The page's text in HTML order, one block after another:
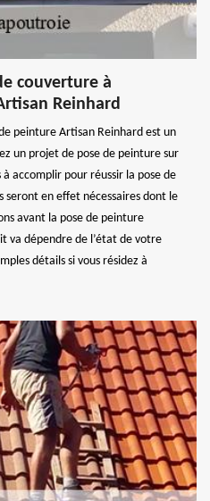
couverture à
Reinhard
peinture Artisan Reinhard est un
un projet de pose de peinture sur
accomplir pour réussir la pose de
en effet nécessaires dont le
avant la pose de peinture
va dépendre de l’état de votre
détails si vous résidez à